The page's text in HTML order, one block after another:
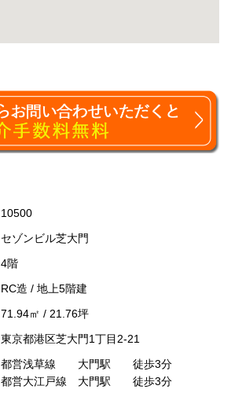
10500
セゾンビル芝大門
4階
RC造 / 地上5階建
71.94㎡ / 21.76坪
東京都港区芝大門1丁目2-21
都営浅草線 大門駅 徒歩3分
都営大江戸線 大門駅 徒歩3分